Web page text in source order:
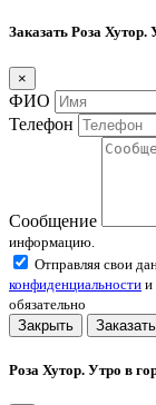
Заказать Роза
×
ФИО
Телефон
Сообщение
информацию.
Отправляя свои
конфиденциальности и
обязательно
Закрыть
Заказать
Роза Хутор. Утро в